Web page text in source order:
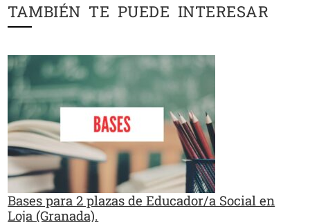
TAMBIÉN TE PUEDE INTERESAR
Bases para 2 plazas de Educador/a Social en
Loja (Granada).